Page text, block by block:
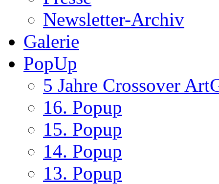
Newsletter-Archiv
Galerie
PopUp
5 Jahre Crossover
16. Popup
15. Popup
14. Popup
13. Popup